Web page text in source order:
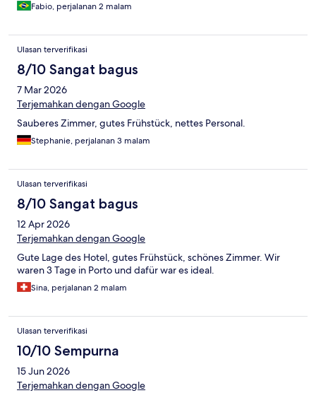
Fabio, perjalanan 2 malam
Ulasan terverifikasi
8/10 Sangat bagus
7 Mar 2026
Terjemahkan dengan Google
Sauberes Zimmer, gutes Frühstück, nettes Personal.
Stephanie, perjalanan 3 malam
Ulasan terverifikasi
8/10 Sangat bagus
12 Apr 2026
Terjemahkan dengan Google
Gute Lage des Hotel, gutes Frühstück, schönes Zimmer. Wir
waren 3 Tage in Porto und dafür war es ideal.
Sina, perjalanan 2 malam
Ulasan terverifikasi
10/10 Sempurna
15 Jun 2026
Terjemahkan dengan Google